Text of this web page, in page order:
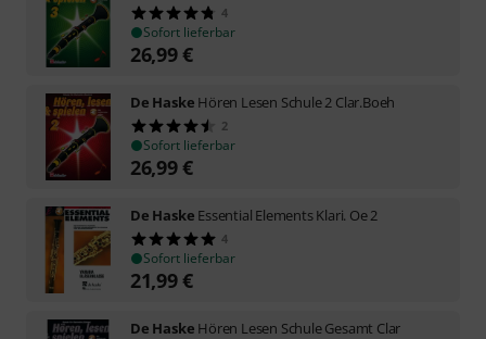
4
Sofort lieferbar
26,99€
De Haske Hören Lesen Schule 2 Clar.Boeh
2
Sofort lieferbar
26,99€
De Haske Essential Elements Klari. Oe 2
4
Sofort lieferbar
21,99€
De Haske Hören Lesen Schule Gesamt Clar